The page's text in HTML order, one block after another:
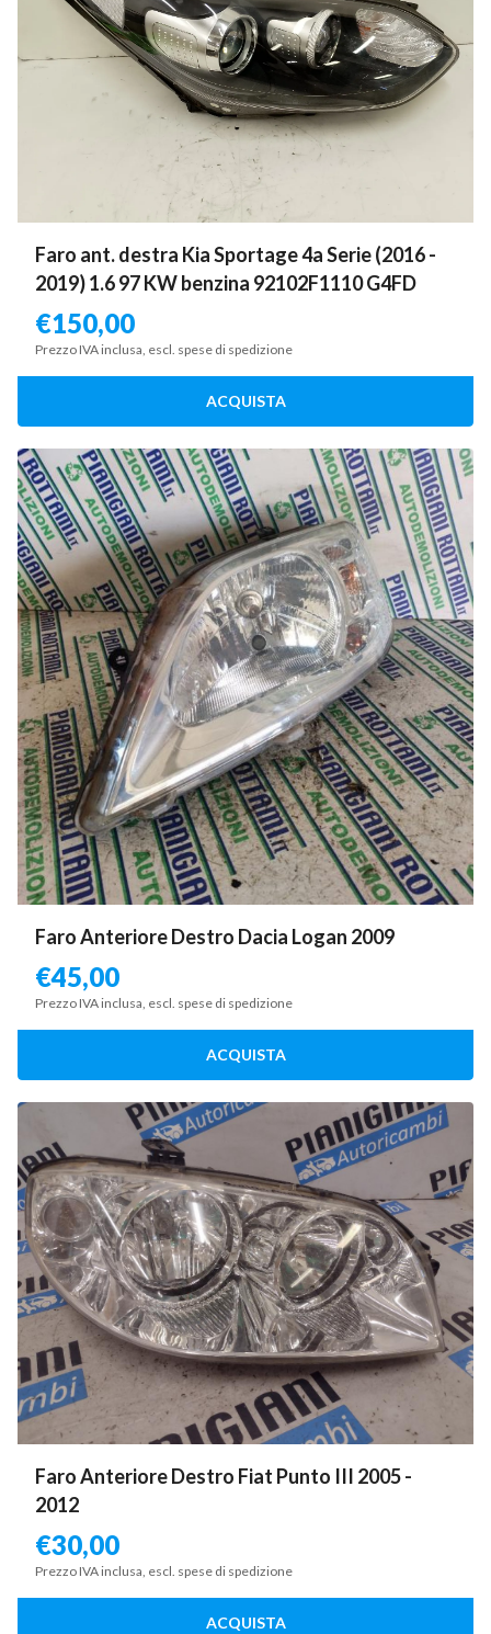
Faro ant. destra Kia Sportage 4a Serie (2016 -
2019) 1.6 97 KW benzina 92102F1110 G4FD
€150,00
Prezzo IVA inclusa, escl. spese di spedizione
ACQUISTA
Faro Anteriore Destro Dacia Logan 2009
€45,00
Prezzo IVA inclusa, escl. spese di spedizione
ACQUISTA
Faro Anteriore Destro Fiat Punto III 2005 -
2012
€30,00
Prezzo IVA inclusa, escl. spese di spedizione
ACQUISTA